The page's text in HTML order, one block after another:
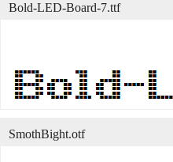
Bold-LED-Board-7.ttf
SmothBight.otf